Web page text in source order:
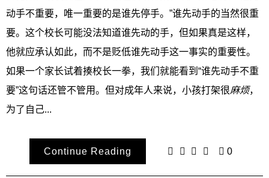
动手不重要，唯一重要的是谁先停手。”谁先动手的当然很重
要。这个校长可能没法知道谁先动的手，但如果真是这样，
他就应承认如此，而不是贬低谁先动手这一事实的重要性。
如果一个家长试着揍校长一拳，我们就能看到“谁先动手不重
要”这句话还管不管用。但对成年人来说，小孩打架很麻烦，
为了自己...
Continue Reading 0